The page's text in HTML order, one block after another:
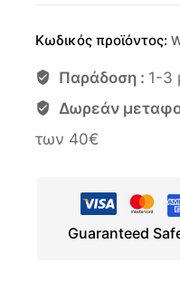
Κωδικός προϊόντος:
Παράδοση : 1-3
Δωρεάν
των 40€
Guaranteed